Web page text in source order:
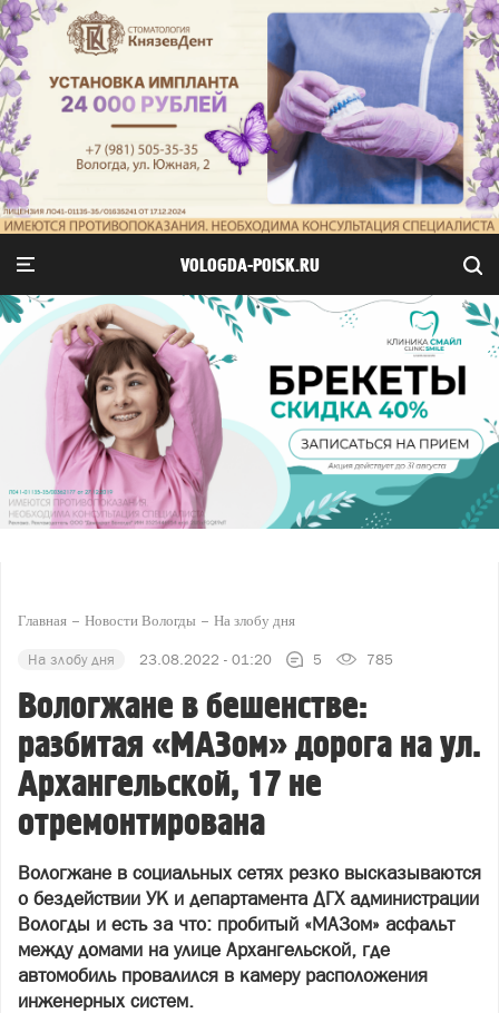
VOLOGDA-POISK.RU
Главная Новости Вологды На злобу дня
На злобу дня 23.08.2022 - 01:20 5 785
Вологжане в бешенстве:
разбитая «МАЗом» дорога на ул.
Архангельской, 17 не
отремонтирована
Вологжане в социальных сетях резко высказываются
о бездействии УК и департамента ДГХ администрации
Вологды и есть за что: пробитый «МАЗом» асфальт
между домами на улице Архангельской, где
автомобиль провалился в камеру расположения
инженерных систем.